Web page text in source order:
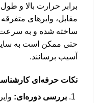
برابر حرارت بالا و
مقابل، وایرهای
ساخته شده و به سرعت
حتی ممکن است به
آسیب برسانند.
نکات حرفه‌ای
بررسی دوره‌ای: